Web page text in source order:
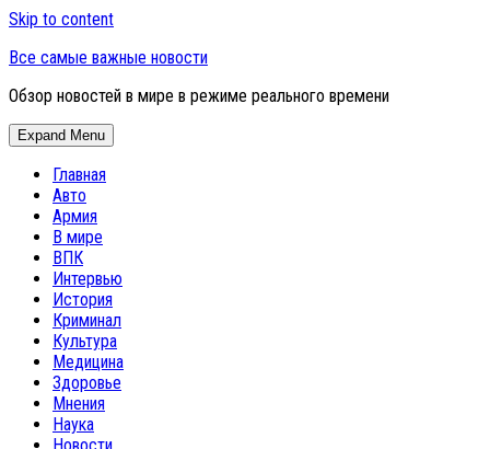
Skip to content
Все самые важные новости
Обзор новостей в мире в режиме реального времени
Expand Menu
Главная
Авто
Армия
В мире
ВПК
Интервью
История
Криминал
Культура
Медицина
Здоровье
Мнения
Наука